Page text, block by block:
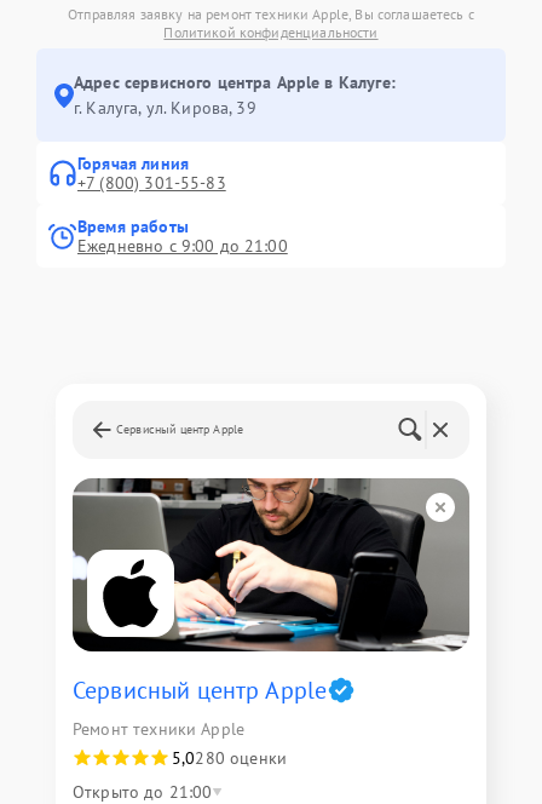
Отправляя заявку на ремонт техники Apple, Вы соглашаетесь с
Политикой конфиденциальности
Адрес сервисного центра Apple в Калуге:
г. Калуга, ул. Кирова, 39
Горячая линия
+7 (800) 301-55-83
Время работы
Ежедневно с 9:00 до 21:00
Сервисный центр Apple
Сервисный центр Apple
Ремонт техники Apple
5,0280 оценки
Открыто до 21:00